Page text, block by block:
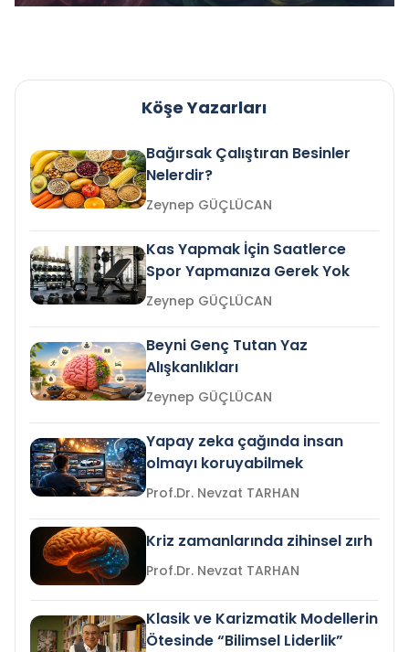
Köşe Yazarları
Bağırsak Çalıştıran Besinler
Nelerdir?
Zeynep GÜÇLÜCAN
Kas Yapmak İçin Saatlerce
Spor Yapmanıza Gerek Yok
Zeynep GÜÇLÜCAN
Beyni Genç Tutan Yaz
Alışkanlıkları
Zeynep GÜÇLÜCAN
Yapay zeka çağında insan
olmayı koruyabilmek
Prof.Dr. Nevzat TARHAN
Kriz zamanlarında zihinsel zırh
Prof.Dr. Nevzat TARHAN
Klasik ve Karizmatik Modellerin
Ötesinde “Bilimsel Liderlik”